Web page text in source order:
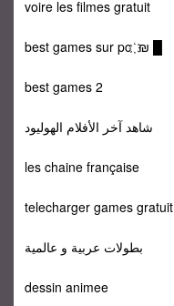
voire les filmes gratuit
best games sur pc ҉ ₪ █
best games 2
شاهد آخر الأفلام الهوليود
les chaine française
telecharger games gratuit
بطولات عربية و عالمية
dessin animee